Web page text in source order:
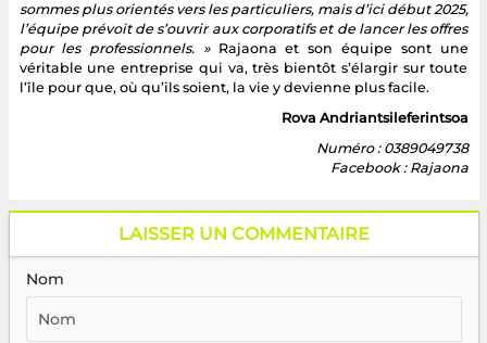
sommes plus orientés vers les particuliers, mais d’ici début 2025,
l’équipe prévoit de s’ouvrir aux corporatifs et de lancer les offres
pour les professionnels. »Rajaona et son équipe sont une
véritable une entreprise qui va, très bientôt s’élargir sur toute
l’île pour que, où qu’ils soient, la vie y devienne plus facile.
Rova Andriantsileferintsoa
Numéro : 0389049738
Facebook : Rajaona
LAISSER UN COMMENTAIRE
Nom